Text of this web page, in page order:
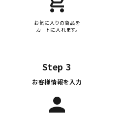
お気に入りの商品を
カートに入れます。
Step 3
お客様情報を入力
person